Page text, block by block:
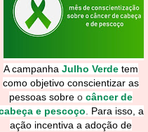
A campanha Julho Verde tem
como objetivo conscientizar as
pessoas sobre o câncer de
e pescoço
Para isso, a
ação incentiva a adoção de